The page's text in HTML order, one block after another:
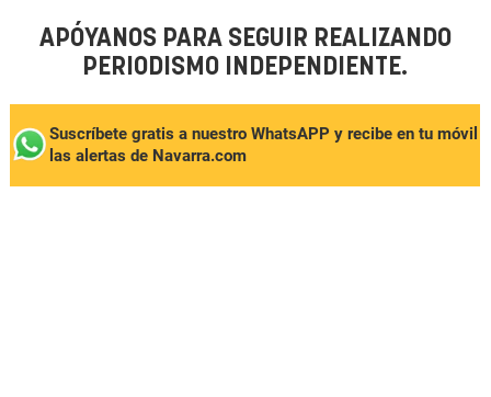
APÓYANOS PARA SEGUIR REALIZANDO
PERIODISMO INDEPENDIENTE.
Suscríbete gratis a nuestro WhatsAPP y recibe en tu móvil
las alertas de Navarra.com